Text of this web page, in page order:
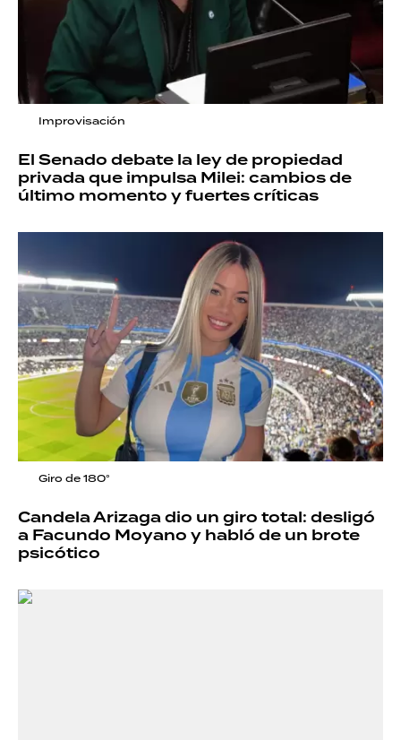
Improvisación
El Senado debate la ley de propiedad
privada que impulsa Milei: cambios de
último momento y fuertes críticas
Giro de 180°
Candela Arizaga dio un giro total: desligó
a Facundo Moyano y habló de un brote
psicótico